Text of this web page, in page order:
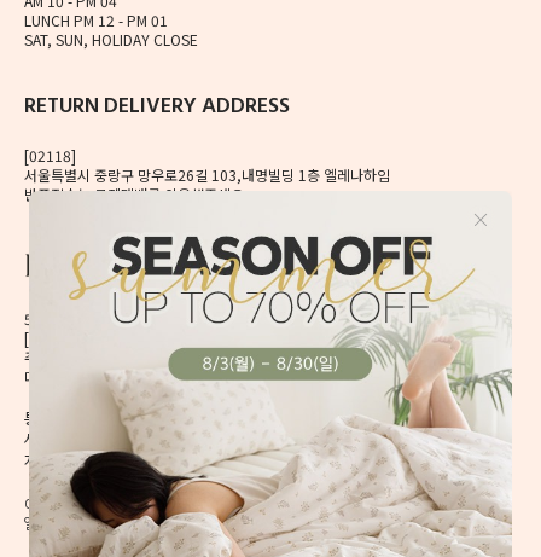
LUNCH PM 12 - PM 01
SAT, SUN, HOLIDAY CLOSE
RETURN DELIVERY ADDRESS
[02118]
서울특별시 중랑구 망우로26길 103,내명빌딩 1층 엘레나하임
반품접수는 로젠택배를 이용해주세요.
56, Mangu-ro, Dongdaemun-gu, Seoul, Korea
[02496] 서울시 동대문구 망우로 56 이앤제이빌딩 6층
주식회사 이앤제이디자인
대표자 이재혁, 이예은
통신판매신고번호 2020-서울동대문-0224호
[CHECK]
사업자등록번호 413-86-01738
개인정보관리책임자 이예은,enjdesign@naver.com
COPYRIGHT @ ELENAHEIM. ALL RIGHT RESERVED.
엘레나 하임의 모든 디자인과 내용은 무단 도용할 수 없습니다.